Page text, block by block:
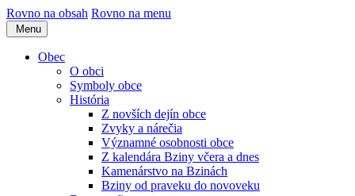
Rovno na obsah Rovno na menu
Menu
Obec
O obci
Symboly obce
História
Z novších dejín obce
Zvyky a nárečia
Významné osobnosti obce
Z kalendára Bziny včera a dnes
Kamenárstvo na Bzinách
Bziny od praveku do novoveku